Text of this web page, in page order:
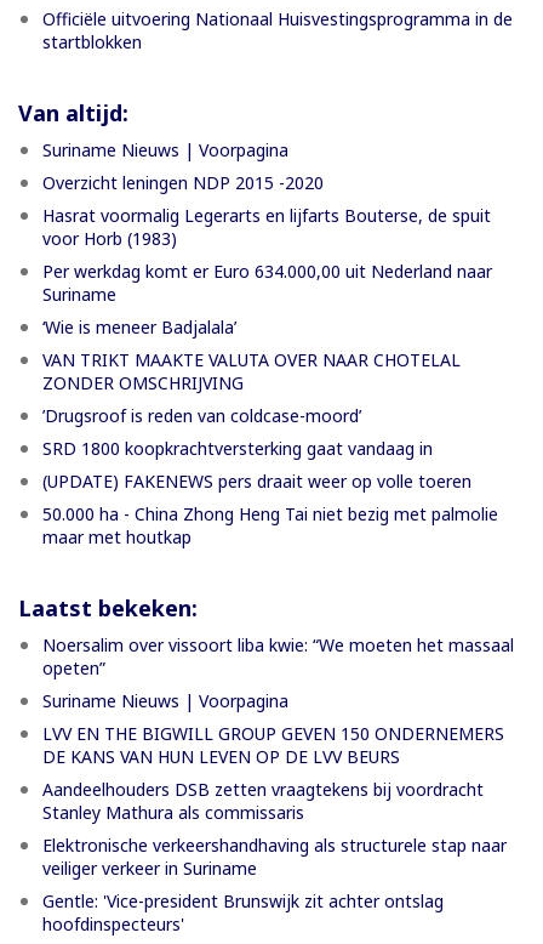
Officiële uitvoering Nationaal Huisvestingsprogramma in de
startblokken
Van altijd:
Suriname Nieuws | Voorpagina
Overzicht leningen NDP 2015 -2020
Hasrat voormalig Legerarts en lijfarts Bouterse, de spuit
voor Horb (1983)
Per werkdag komt er Euro 634.000,00 uit Nederland naar
Suriname
‘Wie is meneer Badjalala’
VAN TRIKT MAAKTE VALUTA OVER NAAR CHOTELAL
ZONDER OMSCHRIJVING
’Drugsroof is reden van coldcase-moord’
SRD 1800 koopkrachtversterking gaat vandaag in
(UPDATE) FAKENEWS pers draait weer op volle toeren
50.000 ha - China Zhong Heng Tai niet bezig met palmolie
maar met houtkap
Laatst bekeken:
Noersalim over vissoort liba kwie: “We moeten het massaal
opeten”
Suriname Nieuws | Voorpagina
LVV EN THE BIGWILL GROUP GEVEN 150 ONDERNEMERS
DE KANS VAN HUN LEVEN OP DE LVV BEURS
Aandeelhouders DSB zetten vraagtekens bij voordracht
Stanley Mathura als commissaris
Elektronische verkeershandhaving als structurele stap naar
veiliger verkeer in Suriname
Gentle: 'Vice-president Brunswijk zit achter ontslag
hoofdinspecteurs'